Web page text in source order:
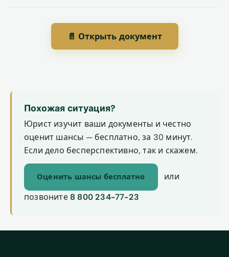
📄 Открыть документ
Похожая ситуация?
Юрист изучит ваши документы и честно
оценит шансы — бесплатно, за 30 минут.
Если дело бесперспективно, так и скажем.
Оценить шансы бесплатно или
позвоните 8 800 234-77-23